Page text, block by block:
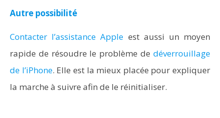
Autre possibilité
Contacter l’assistance Apple est aussi un moyen
rapide de résoudre le problème de déverrouillage
de l’iPhone. Elle est la mieux placée pour expliquer
la marche à suivre afin de le réinitialiser.